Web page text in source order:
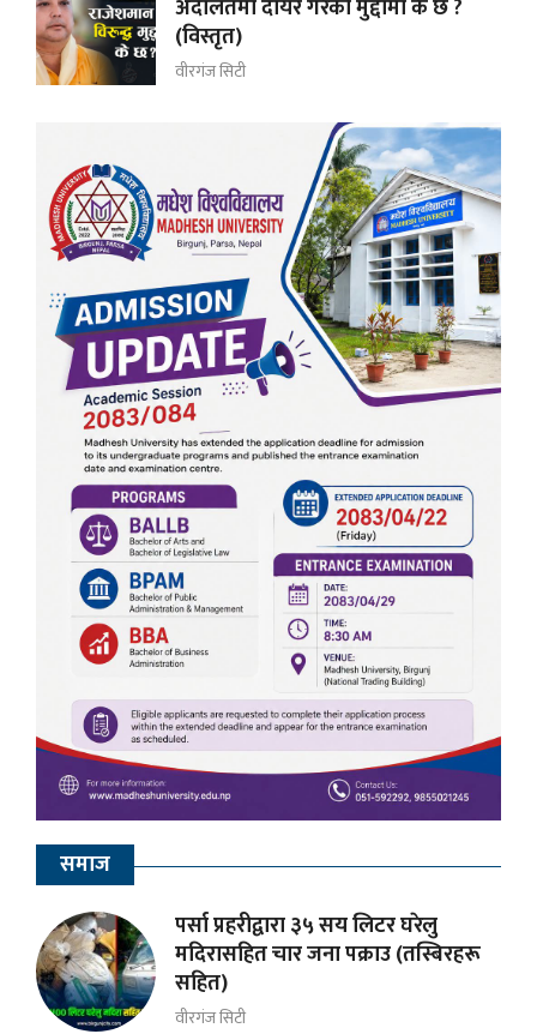
अदालतमा दायर गरेको मुद्दामा के छ ?
(विस्तृत)
वीरगंज सिटी
समाज
पर्सा प्रहरीद्वारा ३५ सय लिटर घरेलु
मदिरासहित चार जना पक्राउ (तस्बिरहरू
सहित)
वीरगंज सिटी